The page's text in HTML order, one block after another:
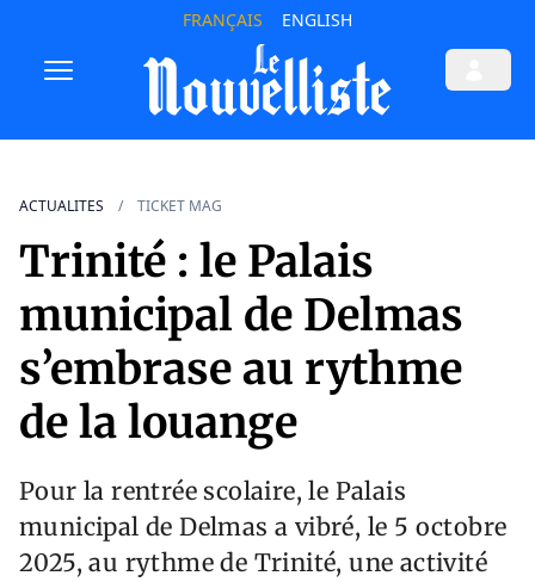
FRANÇAIS ENGLISH
ACTUALITES TICKET MAG
Trinité : le Palais
municipal de Delmas
s’embrase au rythme
de la louange
Pour la rentrée scolaire, le Palais
municipal de Delmas a vibré, le 5 octobre
2025, au rythme de Trinité, une activité